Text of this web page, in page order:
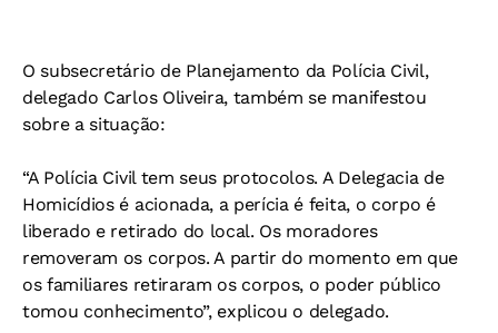
O subsecretário de Planejamento da Polícia Civil,
delegado Carlos Oliveira, também se manifestou
sobre a situação:
“A Polícia Civil tem seus protocolos. A Delegacia de
Homicídios é acionada, a perícia é feita, o corpo é
liberado e retirado do local. Os moradores
removeram os corpos. A partir do momento em que
os familiares retiraram os corpos, o poder público
tomou conhecimento”, explicou o delegado.